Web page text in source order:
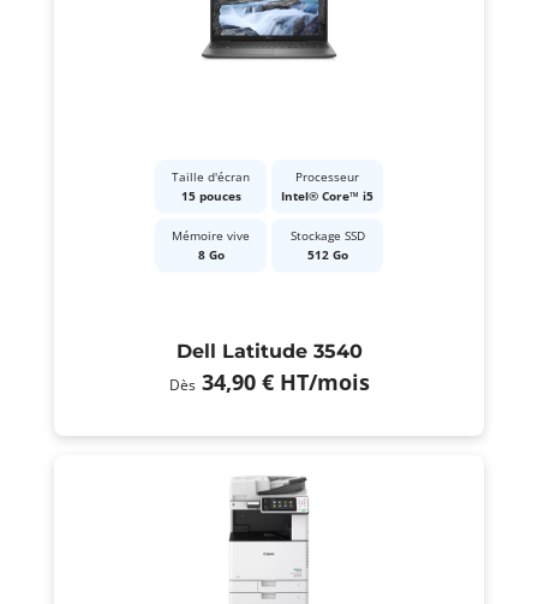
Taille d'écran
15 pouces
Processeur
Intel® Core™ i5
Mémoire vive
8 Go
Stockage SSD
512 Go
Dell Latitude 3540
Dès 34,90 € HT/mois